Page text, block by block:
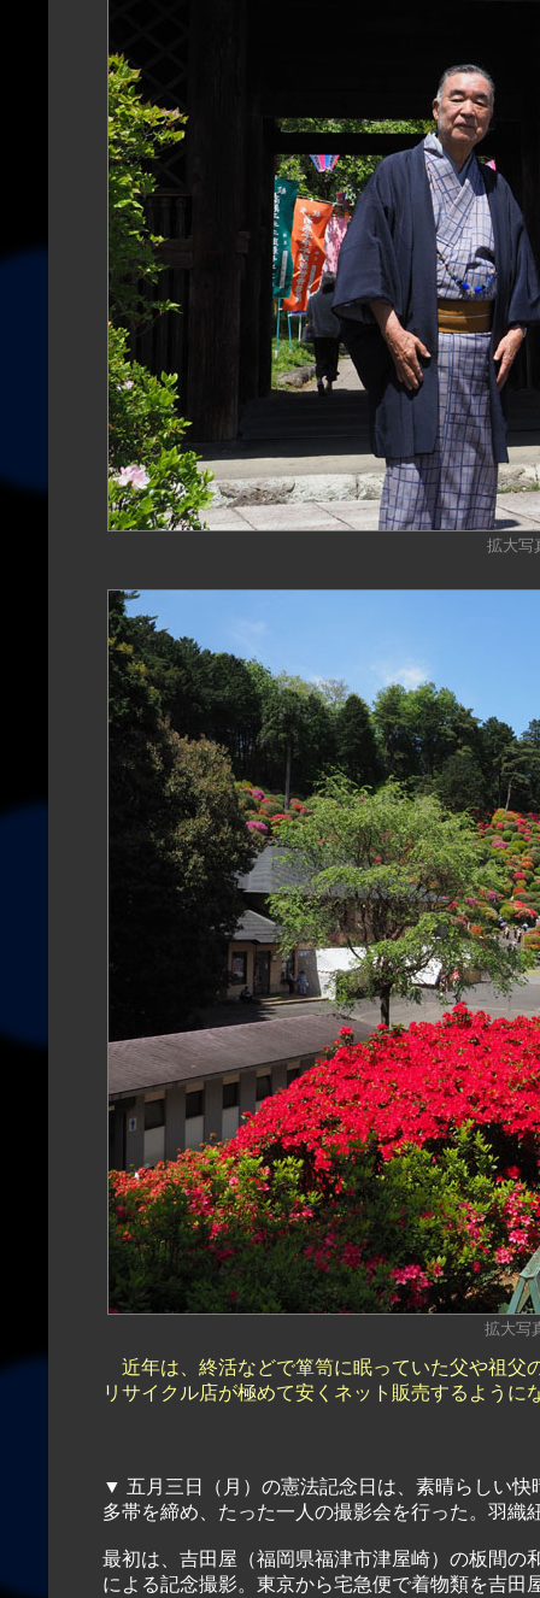
拡大写
拡大写
近年は、終活などで箪笥に眠っていた父や祖父
リサイクル店が極めて安くネット販売するように
▼ 五月三日（月）の憲法記念日は、素晴らしい快晴に恵まれ、正絹大島紬の藍色袷アンサンブルの着物に正絹博
多帯を締め、たった一人の撮影会を行った。羽織
最初は、吉田屋（福岡県福津市津屋崎）の板間
による記念撮影。東京から宅急便で着物類を吉